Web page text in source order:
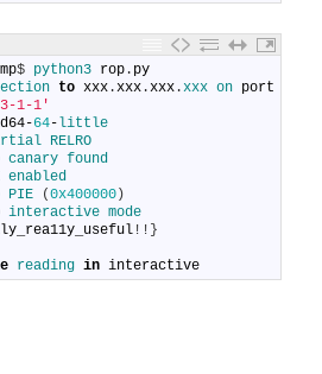
$ python3 rop . py
to xxx .xxx .xxx .xxx on port
1-1'
-64- little
RELRO
canary found
enabled
PIE (0x400000 )
interactive mode
! ! }
reading in interactive